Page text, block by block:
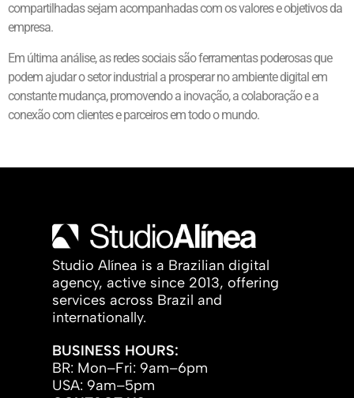
compartilhadas sejam acompanhadas com os valores e objetivos da
empresa.
Em última análise, as redes sociais são ferramentas poderosas que
podem ajudar o setor industrial a prosperar no ambiente digital em
constante mudança, promovendo a inovação, a colaboração e a
conexão com clientes e parceiros em todo o mundo.
Studio Alínea is a Brazilian digital
agency, active since 2013, offering
services across Brazil and
internationally.
BUSINESS HOURS:
BR: Mon–Fri: 9am–6pm
USA: 9am–5pm